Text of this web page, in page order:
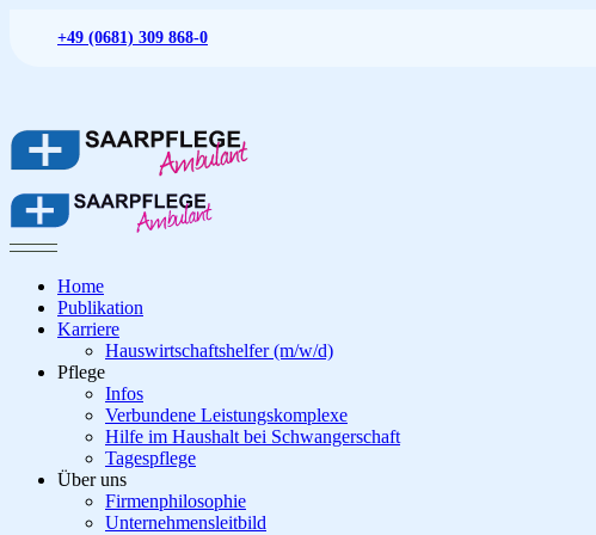
+49 (0681) 309 868-0
Hauswirtschaftshelfer (m/w/d)
Infos
Tagespflege
Firmenphilosophie
Wertschätzungskonzept
Home
Publikation
Karriere
Hauswirtschaftshelfer (m/w/d)
Pflege
Infos
Verbundene Leistungskomplexe
Hilfe im Haushalt bei Schwangerschaft
Tagespflege
Über uns
Firmenphilosophie
Unternehmensleitbild